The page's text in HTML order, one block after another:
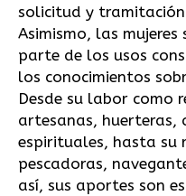
solicitud y tramitación
Asimismo, las
parte de los usos
los conocimientos
Desde su labor como
artesanas, huerteras,
espirituales, hasta su
pescadoras,
así, sus aportes son